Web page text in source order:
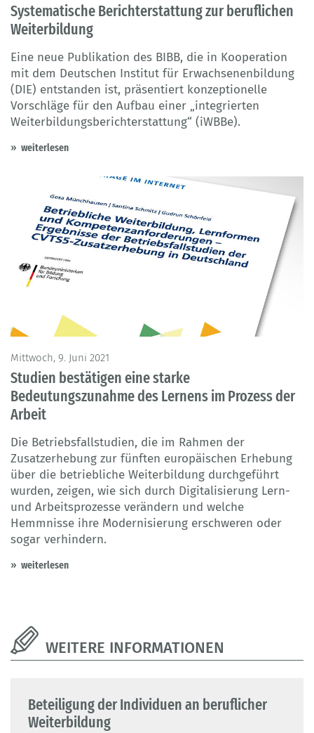
Systematische Berichterstattung zur beruflichen
Weiterbildung
Eine neue Publikation des BIBB, die in Kooperation
mit dem Deutschen Institut für Erwachsenenbildung
(DIE) entstanden ist, präsentiert konzeptionelle
Vorschläge für den Aufbau einer „integrierten
Weiterbildungsberichterstattung“ (iWBBe).
weiterlesen
Mittwoch, 9. Juni 2021
Studien bestätigen eine starke
Bedeutungszunahme des Lernens im Prozess der
Arbeit
Die Betriebsfallstudien, die im Rahmen der
Zusatzerhebung zur fünften europäischen Erhebung
über die betriebliche Weiterbildung durchgeführt
wurden, zeigen, wie sich durch Digitalisierung Lern-
und Arbeitsprozesse verändern und welche
Hemmnisse ihre Modernisierung erschweren oder
sogar verhindern.
weiterlesen
WEITERE INFORMATIONEN
Beteiligung der Individuen an beruflicher
Weiterbildung